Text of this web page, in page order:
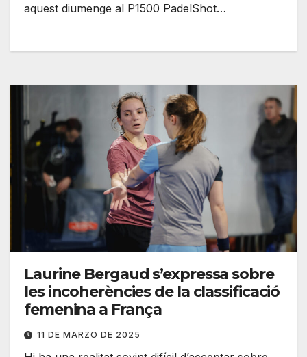
aquest diumenge al P1500 PadelShot…
Laurine Bergaud s’expressa sobre
les incoherències de la classificació
femenina a França
11 DE MARZO DE 2025